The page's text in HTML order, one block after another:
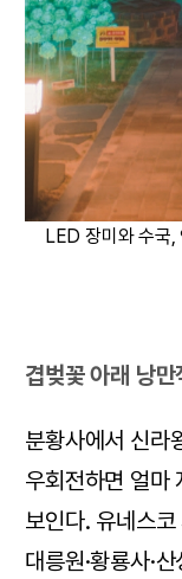
LED 장미와 수국,
겹벚꽃 아래 낭만
분황사에서 신라
우회전하면 얼마
보인다. 유네스코
대릉원·황룡사·